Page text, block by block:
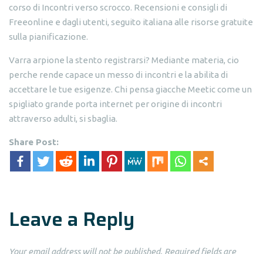
corso di Incontri verso scrocco. Recensioni e consigli di
Freeonline e dagli utenti, seguito italiana alle risorse gratuite
sulla pianificazione.
Varra arpione la stento registrarsi? Mediante materia, cio
perche rende capace un messo di incontri e la abilita di
accettare le tue esigenze. Chi pensa giacche Meetic come un
spigliato grande porta internet per origine di incontri
attraverso adulti, si sbaglia.
Share Post:
Leave a Reply
Your email address will not be published. Required fields are